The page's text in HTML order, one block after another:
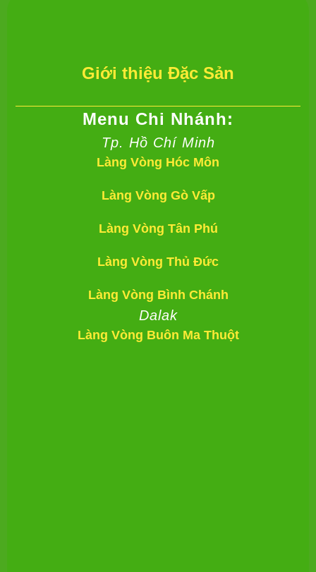
Giới thiệu Đặc Sản
Menu Chi Nhánh:
Tp. Hồ Chí Minh
Làng Vòng Hóc Môn
Làng Vòng Gò Vấp
Làng Vòng Tân Phú
Làng Vòng Thủ Đức
Làng Vòng Bình Chánh
Dalak
Làng Vòng Buôn Ma Thuột